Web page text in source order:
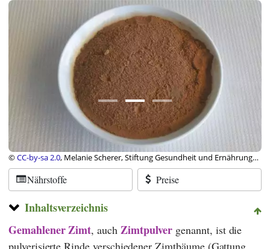
©CC-by-sa 2.0, Melanie Scherer, Stiftung Gesundheit und Ernährung
Schweiz
Nährstoffe Preise
Inhaltsverzeichnis
Gemahlener Zimt, auch Zimtpulver genannt, ist die
pulverisierte Rinde verschiedener Zimtbäume (Gattung